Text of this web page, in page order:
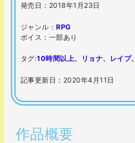
発売日：2018年1月23日
ジャンル：RPG
ボイス：一部あり
タグ:10時間以上、 リョナ、 レイプ、
記事更新日：2020年4月11日
作品概要